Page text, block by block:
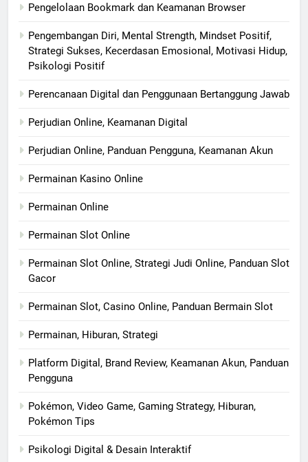
Pengelolaan Bookmark dan Keamanan Browser
Pengembangan Diri, Mental Strength, Mindset Positif,
Strategi Sukses, Kecerdasan Emosional, Motivasi Hidup,
Psikologi Positif
Perencanaan Digital dan Penggunaan Bertanggung Jawab
Perjudian Online, Keamanan Digital
Perjudian Online, Panduan Pengguna, Keamanan Akun
Permainan Kasino Online
Permainan Online
Permainan Slot Online
Permainan Slot Online, Strategi Judi Online, Panduan Slot
Gacor
Permainan Slot, Casino Online, Panduan Bermain Slot
Permainan, Hiburan, Strategi
Platform Digital, Brand Review, Keamanan Akun, Panduan
Pengguna
Pokémon, Video Game, Gaming Strategy, Hiburan,
Pokémon Tips
Psikologi Digital & Desain Interaktif